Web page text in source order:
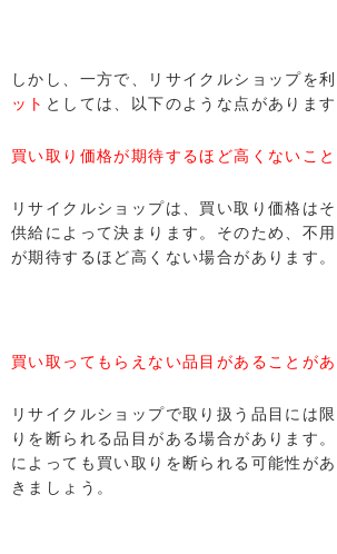
しかし、一方で、リサイクルショップを
ット としては、以下のような点があります
買い取り価格が期待するほど高くないこと
リサイクルショップは、買い取り価格は
供給によって決まります。そのため、不
が期待するほど高くない場合があります。
買い取ってもらえない品目があることがあ
リサイクルショップで取り扱う品目には
りを断られる品目がある場合があります
によっても買い取りを断られる可能性が
きましょう。